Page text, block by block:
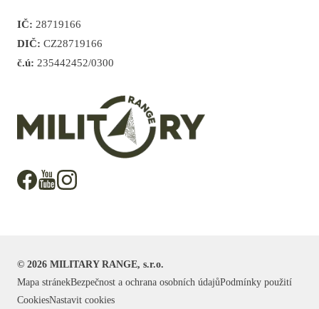
IČ: 28719166
DIČ: CZ28719166
č.ú: 235442452/0300
© 2026 MILITARY RANGE, s.r.o.
Mapa stránekBezpečnost a ochrana osobních údajůPodmínky použití
CookiesNastavit cookies